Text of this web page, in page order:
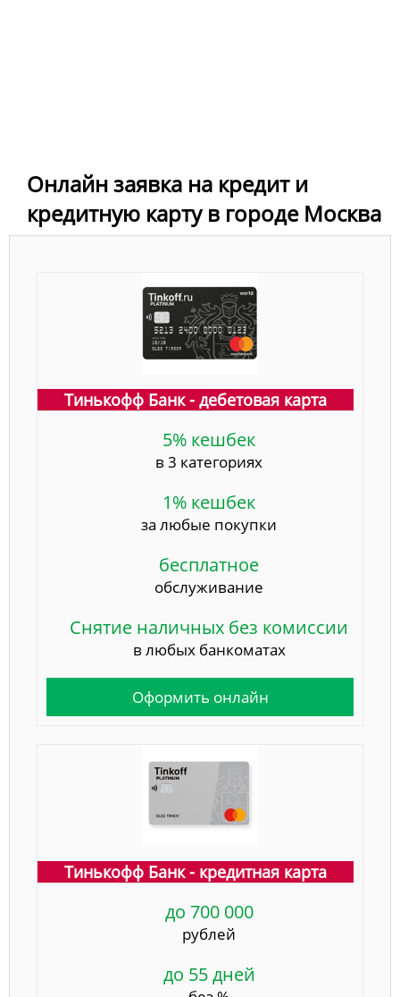
Онлайн заявка на кредит и
кредитную карту в городе Москва
Тинькофф Банк - дебетовая карта
5% кешбек
в 3 категориях
1% кешбек
за любые покупки
бесплатное
обслуживание
Снятие наличных без комиссии
в любых банкоматах
Оформить онлайн
Тинькофф Банк - кредитная карта
до 700 000
рублей
до 55 дней